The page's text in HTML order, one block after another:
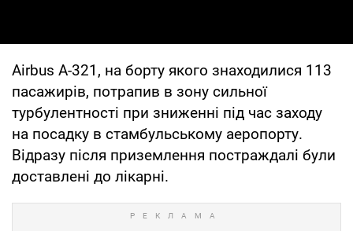
Airbus А-321, на борту якого знаходилися 113
пасажирів, потрапив в зону сильної
турбулентності при зниженні під час заходу
на посадку в стамбульському аеропорту.
Відразу після приземлення постраждалі були
доставлені до лікарні.